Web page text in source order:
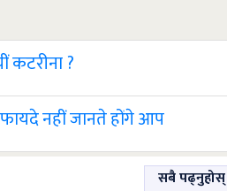
कटरीना ?
नहीं जानते होंगे आप
सबै पढ्नुहोस्